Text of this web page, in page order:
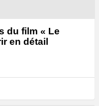
du film « Le
en détail